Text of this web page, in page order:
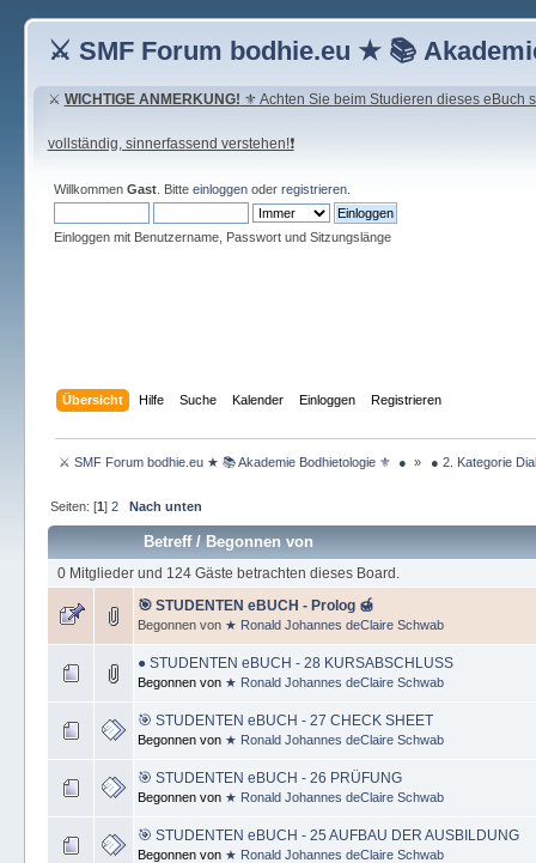
⚔ SMF Forum bodhie.eu ★ 📚
⚔ WICHTIGE ANMERKUNG! ⚜ Achten Sie beim Studieren dieses eBuch
vollständig, sinnerfassend verstehen!❗
Willkommen Gast. Bitte einloggenoder registrieren.
Einloggen mit Benutzername, Passwort und Sitzungslänge
Übersicht Hilfe Suche Kalender Einloggen Registrieren
⚔ SMF Forum bodhie.eu ★ 📚 Akademie Bodhietologie ⚜  ● » ● 2. Kategorie
Seiten: [1] 2 Nach unten
Betreff/ Begonnen von
0 Mitglieder und 124 Gäste betrachten dieses Board.
🎯 STUDENTEN eBUCH - Prolog 🍯
Begonnen von ★ Ronald Johannes deClaire Schwab
● STUDENTEN eBUCH - 28 KURSABSCHLUSS
Begonnen von ★ Ronald Johannes deClaire Schwab
🎯 STUDENTEN eBUCH - 27 CHECK SHEET
Begonnen von ★ Ronald Johannes deClaire Schwab
🎯 STUDENTEN eBUCH - 26 PRÜFUNG
Begonnen von ★ Ronald Johannes deClaire Schwab
🎯 STUDENTEN eBUCH - 25 AUFBAU DER AUSBILDUNG
Begonnen von ★ Ronald Johannes deClaire Schwab